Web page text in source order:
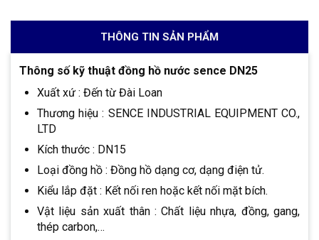
THÔNG TIN SẢN PHẨM
Thông số kỹ thuật đồng hồ nước sence DN25
Xuất xứ : Đến từ Đài Loan
Thương hiệu : SENCE INDUSTRIAL EQUIPMENT CO.,
LTD
Kích thước : DN15
Loại đồng hồ : Đồng hồ dạng cơ, dạng điện tử.
Kiểu lắp đặt : Kết nối ren hoặc kết nối mặt bích.
Vật liệu sản xuất thân : Chất liệu nhựa, đồng, gang,
thép carbon,…